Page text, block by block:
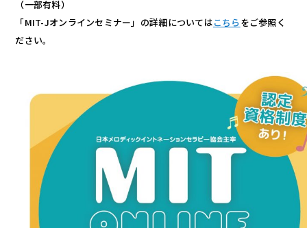
（一部有料）
「MIT-Jオンラインセミナー」の詳細についてはこちらをご参照く
ださい。